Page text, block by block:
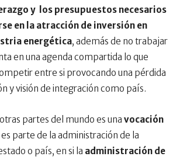
y los presupuestos necesarios
en la atracción de inversión en
energética, además de no trabajar
en una agenda compartida lo que
entre si provocando una pérdida
y visión de integración como país.
partes del mundo es una vocación
parte de la administración de la
o país, en si la administración de